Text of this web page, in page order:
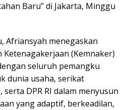
Baru” di Jakarta, Minggu
Afriansyah menegaskan
Ketenagakerjaan (Kemnaker)
seluruh pemangku
dunia usaha, serikat
DPR RI dalam menyusun
yang adaptif, berkeadilan,